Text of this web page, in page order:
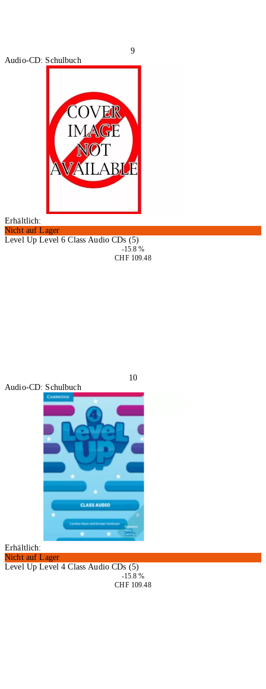
9
Audio-CD: Schulbuch
Erhältlich:
Nicht auf Lager
Level Up Level 6 Class Audio CDs (5)
-15.8 %
CHF 109.48
10
Audio-CD: Schulbuch
Erhältlich:
Nicht auf Lager
Level Up Level 4 Class Audio CDs (5)
-15.8 %
CHF 109.48